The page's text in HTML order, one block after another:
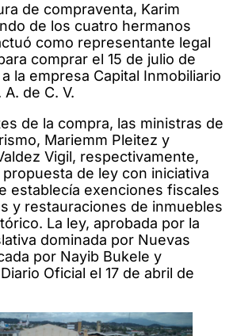
de compraventa, Karim
de los cuatro hermanos
como representante legal
comprar el 15 de julio de
la empresa Capital Inmobiliario
de C. V.
de la compra, las ministras de
Mariemm Pleitez y
Vigil, respectivamente,
de ley con iniciativa
establecía exenciones fiscales
y restauraciones de inmuebles
La ley, aprobada por la
dominada por Nuevas
por Nayib Bukele y
Oficial el 17 de abril de